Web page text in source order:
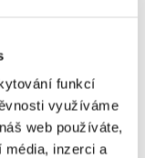
funkcí
využíváme
web používáte,
inzerci a